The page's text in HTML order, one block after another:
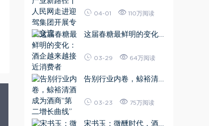
专题交流
04-01 110万阅读
这届春糖最鲜明的变化：
03-29 64万阅读
告别行业内卷，鲸裕清酒
03-23 75万阅读
宋书玉：微醺时代，酒业